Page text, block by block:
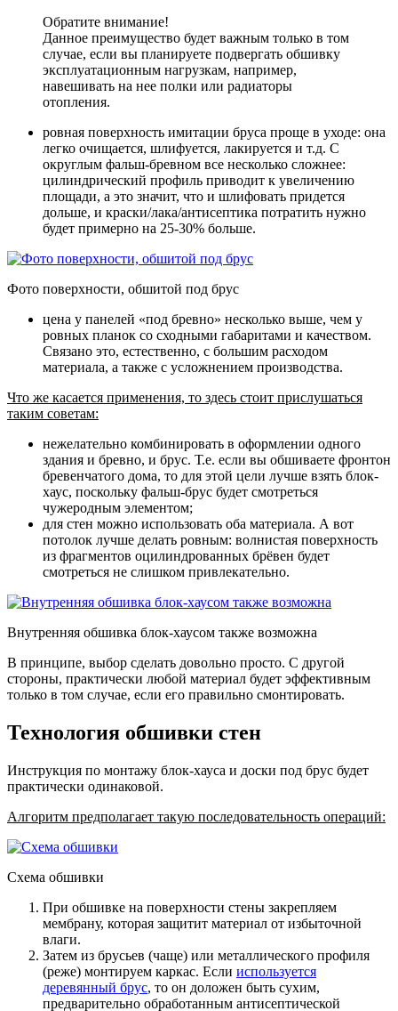
Обратите внимание!
Данное преимущество будет важным только в том
случае, если вы планируете подвергать обшивку
эксплуатационным нагрузкам, например,
навешивать на нее полки или радиаторы
отопления.
ровная поверхность имитации бруса проще в уходе: она
легко очищается, шлифуется, лакируется и т.д. С
округлым фальш-бревном все несколько сложнее:
цилиндрический профиль приводит к увеличению
площади, а это значит, что и шлифовать придется
дольше, и краски/лака/антисептика потратить нужно
будет примерно на 25-30% больше.
Фото поверхности, обшитой под брус
цена у панелей «под бревно» несколько выше, чем у
ровных планок со сходными габаритами и качеством.
Связано это, естественно, с большим расходом
материала, а также с усложнением производства.
Что же касается применения, то здесь стоит прислушаться
таким советам:
нежелательно комбинировать в оформлении одного
здания и бревно, и брус. Т.е. если вы обшиваете фронтон
бревенчатого дома, то для этой цели лучше взять блок-
хаус, поскольку фальш-брус будет смотреться
чужеродным элементом;
для стен можно использовать оба материала. А вот
потолок лучше делать ровным: волнистая поверхность
из фрагментов оцилиндрованных брёвен будет
смотреться не слишком привлекательно.
Внутренняя обшивка блок-хаусом также возможна
В принципе, выбор сделать довольно просто. С другой
стороны, практически любой материал будет эффективным
только в том случае, если его правильно смонтировать.
Технология обшивки стен
Инструкция по монтажу блок-хауса и доски под брус будет
практически одинаковой.
Алгоритм предполагает такую последовательность операций:
Схема обшивки
При обшивке на поверхности стены закрепляем
мембрану, которая защитит материал от избыточной
влаги.
Затем из брусьев (чаще) или металлического профиля
(реже) монтируем каркас. Если используется
деревянный брус, то он доложен быть сухим,
предварительно обработанным антисептической